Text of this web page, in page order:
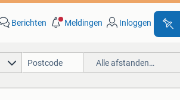
Berichten Meldingen Inloggen
Alle afstanden…